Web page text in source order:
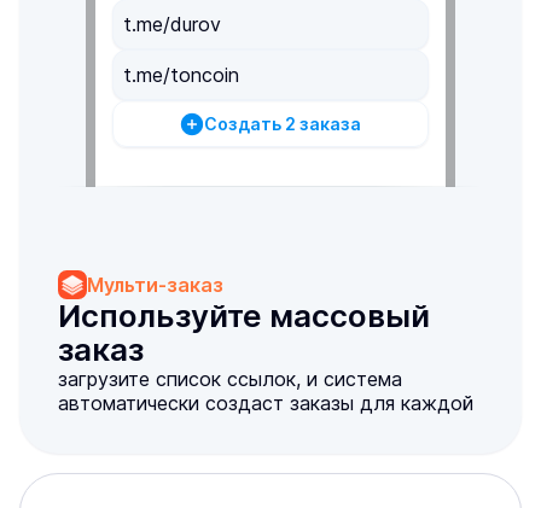
t.me/durov
t.me/toncoin
Создать 2 заказа
Мульти-заказ
Используйте массовый
заказ
загрузите список ссылок, и система
автоматически создаст заказы для каждой